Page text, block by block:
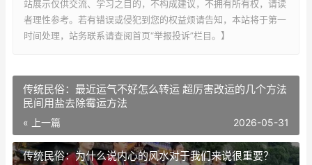
站展示仅供交流、学习之目的，不构成建议，不拥有所有权，请读
者理性参考。若有错误或侵犯到您的权益烦请告知，本站将于第一
时间处理，站务联系请查阅首页“举报投诉”栏目。】
传统民俗：最近运气不好怎么转运 超厉害改运的几个方法
民间用盐去除霉运方法
« 上一篇 2026-05-31
传统民俗：为什么说内心的风水对于我们来说很重要？